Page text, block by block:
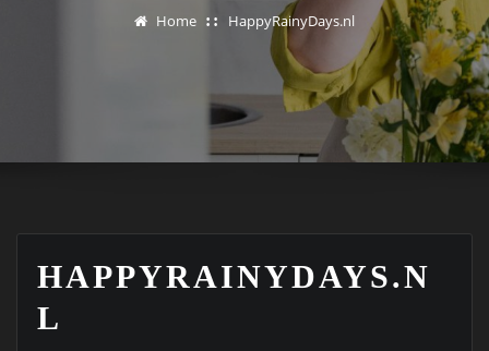
Home HappyRainyDays.nl
HAPPYRAINYDAYS.N
L